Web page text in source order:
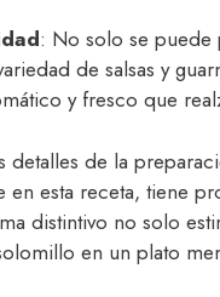
: No solo se puede
de salsas y
y fresco que
detalles de la
en esta receta, tiene
distintivo no solo
en un plato